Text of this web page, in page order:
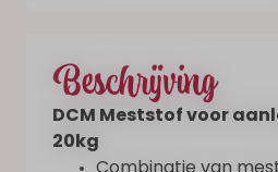
Beschrijving
DCM Meststof voor
20kg